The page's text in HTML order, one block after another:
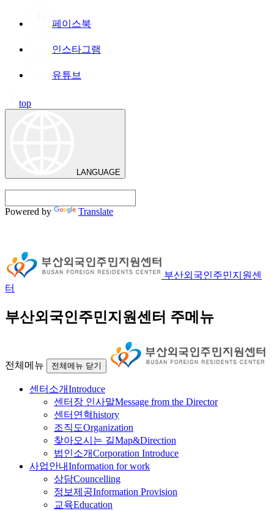
페이스북
인스타그램
유튜브
top
LANGUAGE
Powered by Translate
부산외국인주민지원센
터
부산외국인주민지원센터 주메뉴
전체메뉴 전체메뉴 닫기
센터소개Introduce
센터장 인사말Message from the Director
센터연혁history
조직도Organization
찾아오시는 길Map&Direction
법인소개Corporation Introduce
사업안내Information for work
상담Councelling
정보제공Information Provision
교육Education